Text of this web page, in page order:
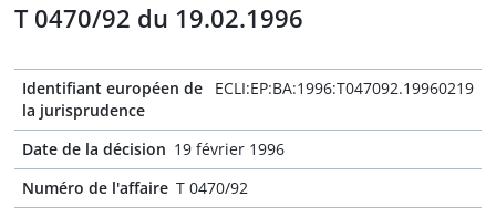
T 0470/92 du 19.02.1996
Identifiant européen de
la jurisprudence
ECLI:EP:BA:1996:T047092.19960219
Date de la décision 19 février 1996
Numéro de l'affaire T 0470/92